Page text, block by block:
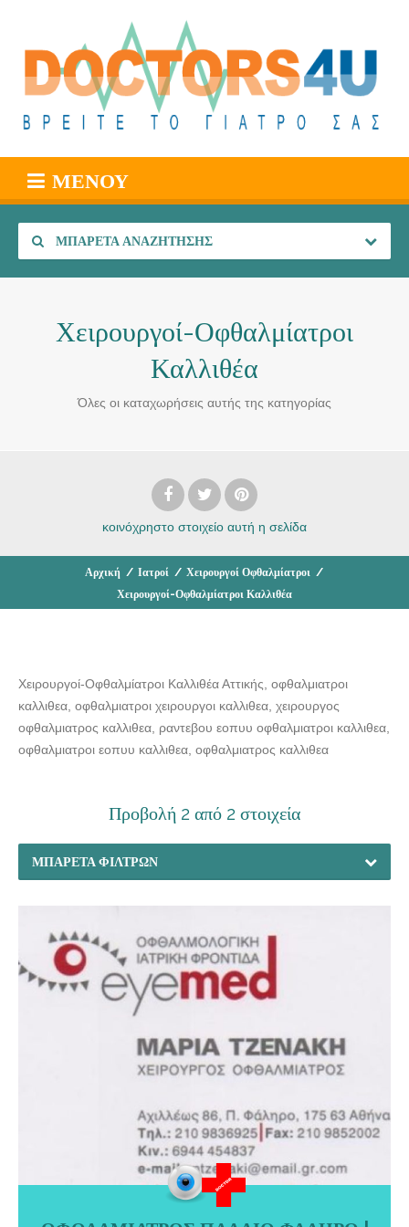
ΜΕΝΟΎ
ΜΠΑΡΈΤΑ ΑΝΑΖΉΤΗΣΗΣ
Χειρουργοί-Οφθαλμίατροι
Καλλιθέα
Όλες οι καταχωρήσεις αυτής της κατηγορίας
κοινόχρηστο στοιχείο αυτή η σελίδα
Αρχική / Ιατροί / Χειρουργοί Οφθαλμίατροι /
Χειρουργοί-Οφθαλμίατροι Καλλιθέα
Χειρουργοί-Οφθαλμίατροι Καλλιθέα Αττικής, οφθαλμιατροι
καλλιθεα, οφθαλμιατροι χειρουργοι καλλιθεα, χειρουργος
οφθαλμιατρος καλλιθεα, ραντεβου εοπυυ οφθαλμιατροι καλλιθεα,
οφθαλμιατροι εοπυυ καλλιθεα, οφθαλμιατρος καλλιθεα
Προβολή 2 από 2 στοιχεία
ΜΠΑΡΈΤΑ ΦΊΛΤΡΩΝ